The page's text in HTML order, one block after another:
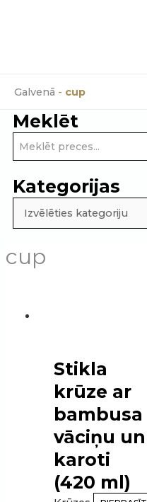
Galvenā - cup
Meklēt
Kategorijas
cup
Stikla
krūze ar
bambusa
vāciņu un
karoti
(420 ml)